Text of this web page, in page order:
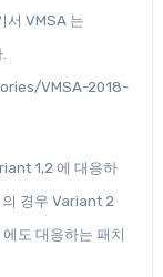
VMSA 는
VMSA-2018-
1,2 에 대응하
경우 Variant 2
도 대응하는 패치